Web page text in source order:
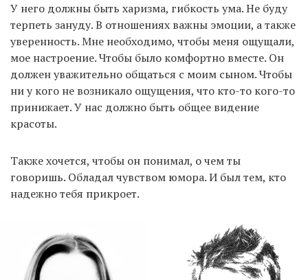
У него должны быть харизма, гибкость ума. Не буду
терпеть зануду. В отношениях важны эмоции, а также
уверенность. Мне необходимо, чтобы меня ощущали,
мое настроение. Чтобы было комфортно вместе. Он
должен уважительно общаться с моим сыном. Чтобы
ни у кого не возникало ощущения, что кто-то кого-то
принижает. У нас должно быть общее видение
красоты.
Также хочется, чтобы он понимал, о чем ты
говоришь. Обладал чувством юмора. И был тем, кто
надежно тебя прикроет.